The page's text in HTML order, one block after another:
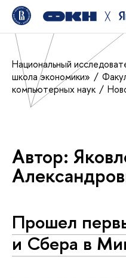
╳
Национальный
школа экономики»
компьютерных наук
Автор:
Прошел
и Сбера в